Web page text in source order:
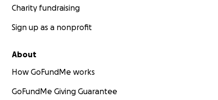
Charity fundraising
Sign up as a nonprofit
About
How GoFundMe works
GoFundMe Giving Guarantee